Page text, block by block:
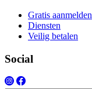
Gratis aanmelden
Diensten
Veilig betalen
Social